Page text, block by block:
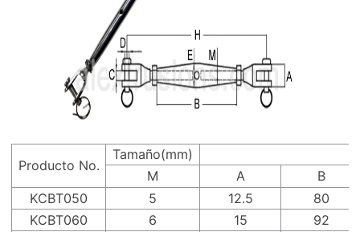
Producto No.
Tamaño(mm)
M
A
B
KCBT050
5 12.5
80
KCBT060
6 15
92